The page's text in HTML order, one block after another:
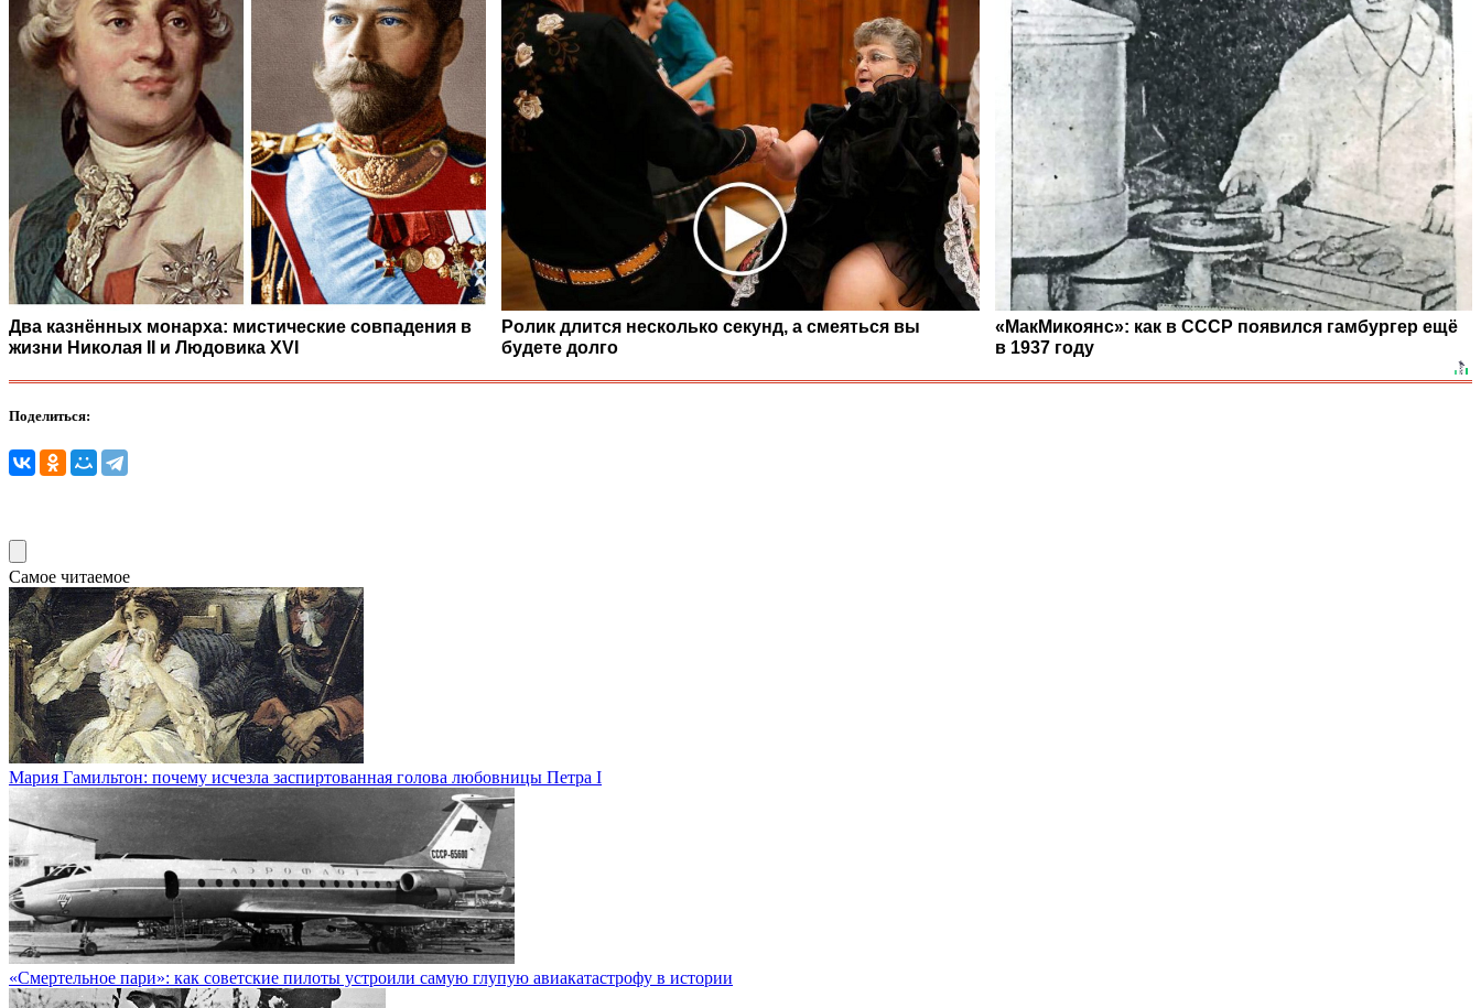
Два казнённых монарха: мистические совпадения в
жизни Николая II и Людовика XVI
Ролик длится несколько секунд, а смеяться вы
будете долго
«МакМикоянс»: как в СССР появился гамбургер ещё
в 1937 году
Поделиться:
Самое читаемое
Мария Гамильтон: почему исчезла заспиртованная голова любовницы Петра I
«Смертельное пари»: как советские пилоты устроили самую глупую авиакатастрофу в истории